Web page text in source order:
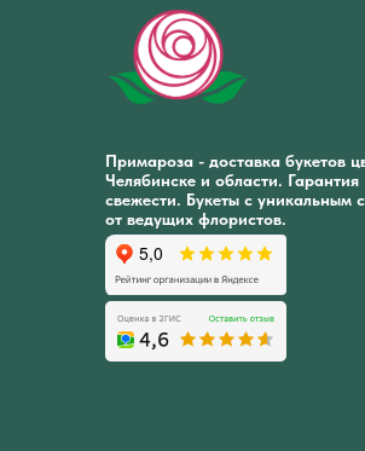
Примароза - доставка букетов
Челябинске и области. Гарантия
свежести. Букеты с уникальным
от ведущих флористов.